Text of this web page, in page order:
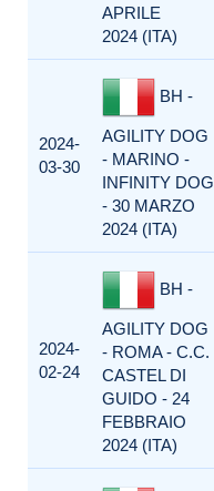
APRILE
2024 (ITA)
2024-
03-30
BH -
AGILITY DOG
- MARINO -
INFINITY DOG
- 30 MARZO
2024 (ITA)
2024-
02-24
BH -
AGILITY DOG
- ROMA - C.C.
CASTEL DI
GUIDO - 24
FEBBRAIO
2024 (ITA)